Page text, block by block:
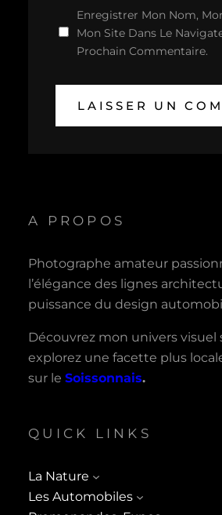
Enregistrer Mon Nom,
Mon Site Dans Le
Prochain Commentaire.
A PROPOS
Photographe amateur
l’élégance des lignes
puissance du design
Découvrez mon univers visuel
explorez une facette plus
sur le Soissonnais.
QUICK LINKS
La Nature
Les Automobiles